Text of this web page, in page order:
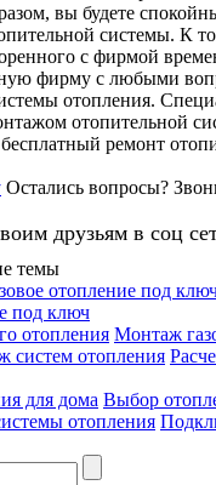
вы будете
системы. К
с фирмой
фирму с любыми
отопления.
отопительной
бесплатный ремонт
Остались вопросы?
друзьям в соц
темы
под ключ
Монтаж
Выбор